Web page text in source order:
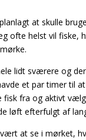
at skulle
ofte helst vil fiske,
lidt sværere og
et par timer til
fra og aktivt
løft efterfulgt af
at se i mørket,